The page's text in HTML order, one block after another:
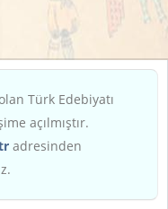
Türk Edebiyatı
açılmıştır.
adresinden